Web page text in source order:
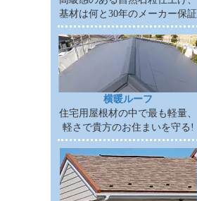
基材は何と30年のメーカー保証
横暖ルーフ
住宅用屋根材の中で最も軽量、
軽さで貴方のお住まいを守る!